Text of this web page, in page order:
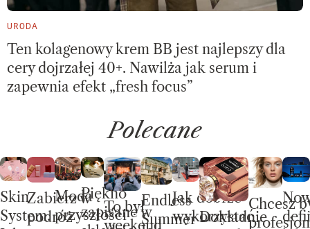
URODA
Ten kolagenowy krem BB jest najlepszy dla
cery dojrzałej 40+. Nawilża jak serum i
zapewnia efekt „fresh focus”
Polecane
Skin
System.
Zabierz w
podróż
Moda
przyszłości
Piękno
zapisane w
To byłEndless
Summer –
Jak dobrze
wykorzystać
Dokładnie
Chcesz